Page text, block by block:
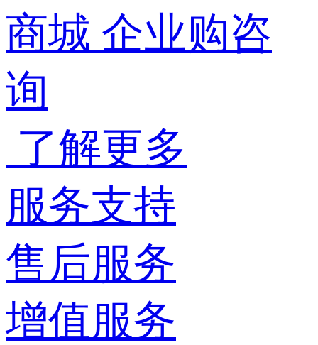
商城 企业购咨
询
了解更多
服务支持
售后服务
增值服务